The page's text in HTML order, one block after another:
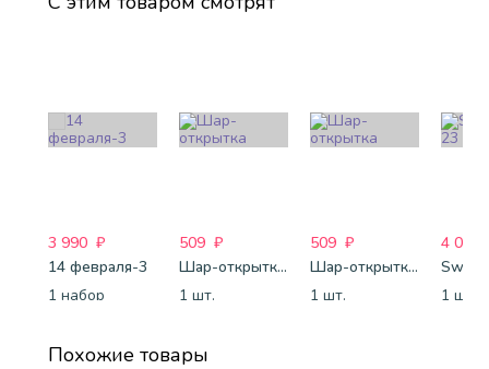
3 990 ₽
14 февраля-3
1 набор
509 ₽
Шар-открытка "Звезда" (45 см) - 1
1 шт.
509 ₽
Шар-открытка "Сердце" (45 см) - 2
1 шт.
4 088
1 шт.
Похожие товары